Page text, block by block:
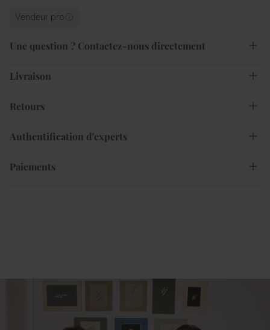
Vendeur pro
Une question ? Contactez-nous directement
Livraison
Retours
Authentification d'experts
Paiements